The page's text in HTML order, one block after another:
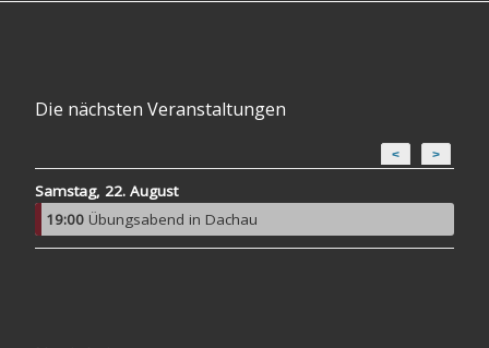
Die nächsten Veranstaltungen
< >
Samstag, 22. August
19:00 Übungsabend in Dachau